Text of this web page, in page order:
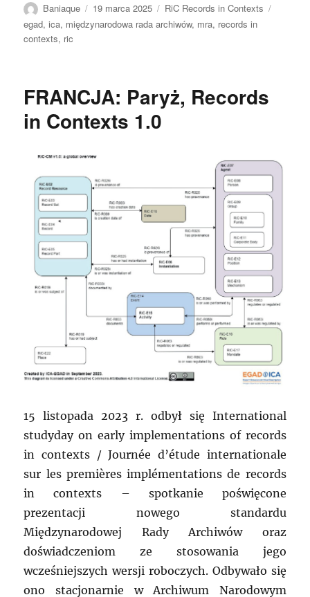
Autor
Baniaque
Data
publikacji
19 marca 2025 Kategorie
RiC Records in Contexts
egad,ica, międzynarodowa rada archiwów, mra, records in
contexts, ric
FRANCJA: Paryż, Records
in Contexts 1.0
15 listopada 2023 r. odbył się International
studyday on early implementations of records
in contexts / Journée d’étude internationale
sur les premières implémentations de records
in contexts – spotkanie poświęcone
prezentacji nowego standardu
Międzynarodowej Rady Archiwów oraz
doświadczeniom ze stosowania jego
wcześniejszych wersji roboczych. Odbywało się
ono stacjonarnie w Archiwum Narodowym